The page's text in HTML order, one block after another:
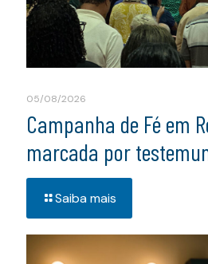
05/08/2026
Campanha de Fé em
marcada por
Saiba mais